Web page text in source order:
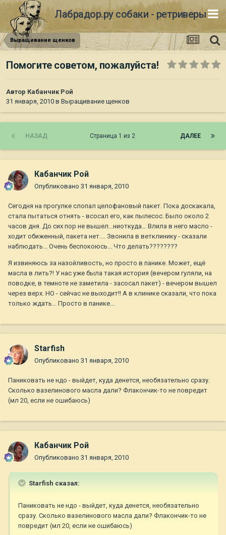
Лабрадор.ру собаки - ретриверы
Выращивание щенков
Помогите советом, пожалуйста!
Автор Кабанчик Рой
31 января, 2010 в Выращивание щенков
НАЗАД ДАЛЕЕ
Страница 1 из 2
Кабанчик Рой
Опубликовано 31 января, 2010
Сегодня на прогулке слопал целофановый пакет. Пока доскакала,
стала пытаться отнять - всосал его, как пылесос. Было около 2
часов дня. До сих пор не вышел...ниоткуда... Влила в него масло -
ходит обиженный, пакета нет.... Звонила в ветклинику - сказали
наблюдать... Очень беспокоюсь... Что делать????????
Я извиняюсь за назойливость, но просто в панике. Может, ещё
масла в лить?! У нас уже была такая история (вечером гуляли, на
поводке, в темноте не заметила - засосал пакет) - вечером вышел
через верх. НО - сейчас не выходит!! А в клинике сказали, что пока
только ждать... Просто в панике...
Starfish
Опубликовано 31 января, 2010
Паниковать не ндо - выйдет, куда денется, необязательно сразу.
Сколько вазелинового масла дали? Флакончик-то не повредит
(мл 20, если не ошибаюсь)
Кабанчик Рой
Опубликовано 31 января, 2010
Starfish сказал:
Паниковать не ндо - выйдет, куда денется, необязательно
сразу. Сколько вазелинового масла дали? Флакончик-то не
повредит (мл 20, если не ошибаюсь)